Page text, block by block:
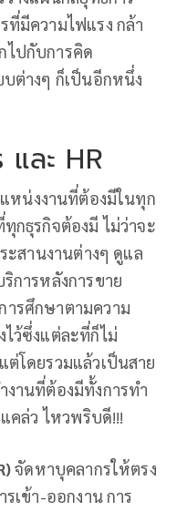
ที่มีความไฟแรง กล้า
ไปกับการคิด
ต่างๆ ก็เป็นอีกหนึ่ง
และ HR
หน่งงานที่ต้องมีในทุก
กธุรกิจต้องมี ไม่ว่าจะ
ะสานงานต่างๆ ดูแล
การหลังการขาย
รศึกษาตามความ
ว้ซึ่งแต่ละที่ก็ไม่
โดยรวมแล้วเป็นสาย
านที่ต้องมีทั้งการทำ
คล่ว ไหวพริบดี!!!
จัดหาบุคลากรให้ตรง
เข้า-ออกงาน การ